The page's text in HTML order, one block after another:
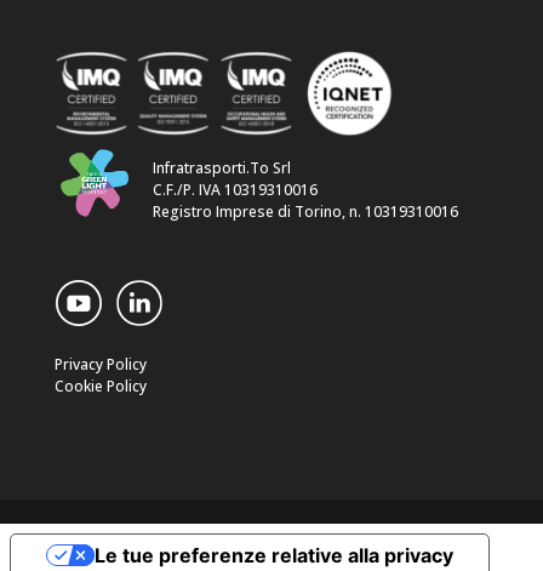
Infratrasporti.To Srl
C.F./P. IVA 10319310016
Registro Imprese di Torino, n. 10319310016
Privacy Policy
Cookie Policy
Le tue preferenze relative alla privacy